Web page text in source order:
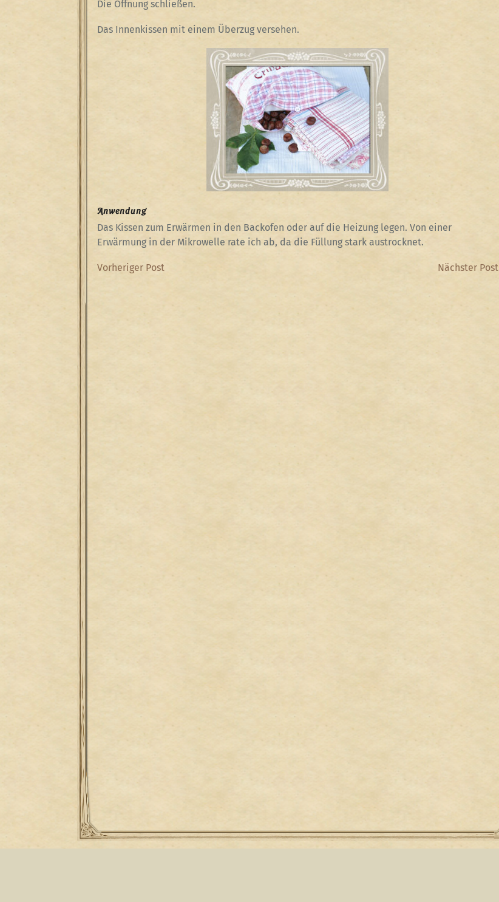
Die Öffnung schließen.
Das Innenkissen mit einem Überzug versehen.
Anwendung
Das Kissen zum Erwärmen in den Backofen oder auf die Heizung legen. Von einer
Erwärmung in der Mikrowelle rate ich ab, da die Füllung stark austrocknet.
Beitragsnavigation
Previous
Vorheriger Post
Next
Nächster Post